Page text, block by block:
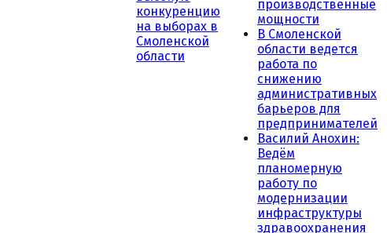
конкуренцию
на выборах в
Смоленской
области
производственные
мощности
В Смоленской
области ведется
работа по
снижению
административных
барьеров для
предпринимателей
Василий Анохин:
Ведём
планомерную
работу по
модернизации
инфраструктуры
здравоохранения